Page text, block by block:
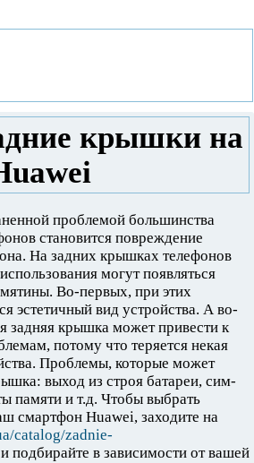
крышки на
проблемой большинства
становится повреждение
На задних крышках телефонов
могут появляться
Во-первых, при этих
эстетичный вид устройства. А во-
задняя крышка может привести к
потому что теряется некая
Проблемы, которые может
выход из строя батареи, сим-
памяти и т.д. Чтобы выбрать
смартфон Huawei, заходите на
catalog/zadnie-
и подбирайте в зависимости от вашей